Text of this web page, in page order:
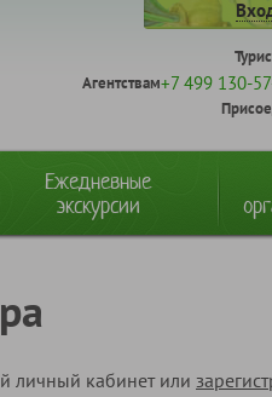
Агентствам+7 499 130-
Ежедневные
экскурсии
личный кабинет или